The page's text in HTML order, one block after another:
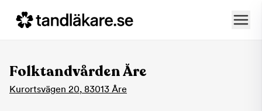
Folktandvården Åre
Kurortsvägen 20, 83013 Åre